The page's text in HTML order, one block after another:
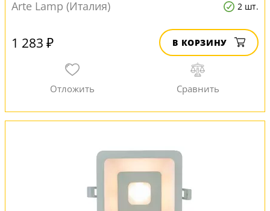
Arte Lamp (Италия) 2 шт.
1 283 ₽ В КОРЗИНУ